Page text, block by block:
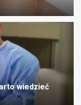
wiedzieć